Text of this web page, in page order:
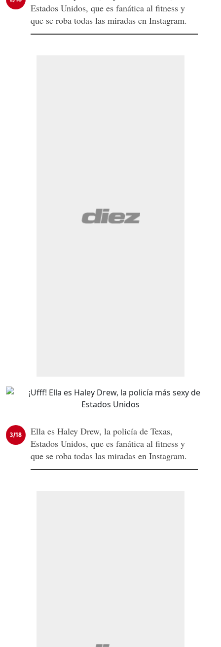
Estados Unidos, que es fanática al fitness y
que se roba todas las miradas en Instagram.
3/18
Ella es Haley Drew, la policía de Texas,
Estados Unidos, que es fanática al fitness y
que se roba todas las miradas en Instagram.